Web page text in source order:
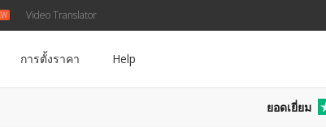
Video Translator
การตั้งราคา Help
ยอดเยี่ยม